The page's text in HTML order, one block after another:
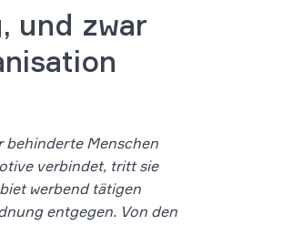
und zwar
behinderte Menschen
verbindet, tritt sie
werbend tätigen
entgegen. Von den